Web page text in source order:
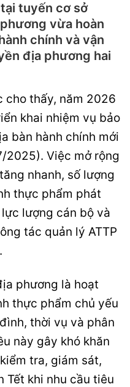
tuyến cơ sở
vừa hoàn
chính và vận
địa phương hai
cho thấy, năm 2026
khai nhiệm vụ bảo
bàn hành chính mới
2025). Việc mở rộng
nhanh, số lượng
thực phẩm phát
lượng cán bộ và
tác quản lý ATTP
phương là hoạt
thực phẩm chủ yếu
thời vụ và phân
này gây khó khăn
tra, giám sát,
Tết khi nhu cầu tiêu